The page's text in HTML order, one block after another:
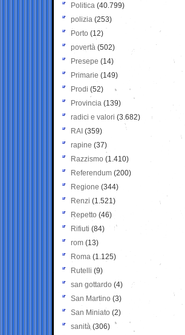
Politica (40.799)
polizia (253)
Porto (12)
povertà (502)
Presepe (14)
Primarie (149)
Prodi (52)
Provincia (139)
radici e valori (3.682)
RAI (359)
rapine (37)
Razzismo (1.410)
Referendum (200)
Regione (344)
Renzi (1.521)
Repetto (46)
Rifiuti (84)
rom (13)
Roma (1.125)
Rutelli (9)
san gottardo (4)
San Martino (3)
San Miniato (2)
sanità (306)